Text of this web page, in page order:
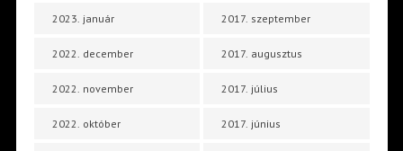
2023. január
2022. december
2022. november
2022. október
2017. szeptember
2017. augusztus
2017. július
2017. június